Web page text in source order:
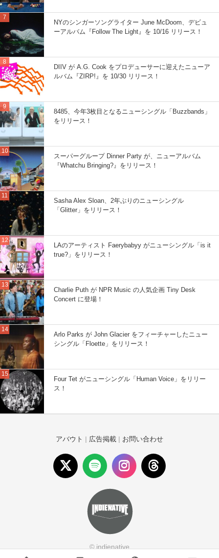
NYのシンガーソングライター June McDoom、デビュ
ーアルバム『Follow The Light』を 10/16 リリース！
DIIV が A.G. Cook をプロデューサーに迎えたニューア
ルバム『ZIRP!』を 10/30 リリース！
8485、今年3枚目となるニューシングル「Buzzbands」
をリリース！
スーパーグループ Dinner Party が、ニューアルバム
『Whatchu Bringing?』をリリース！
Sasha Alex Sloan、2年ぶりのニューシングル
「Glitter」をリリース！
LAのアーティスト Faerybabyy がニューシングル「is it
true?」をリリース！
Charlie Puth が NPR Music の人気企画 Tiny Desk
Concert に登場！
Arlo Parks が John Glacier をフィーチャーしたニュー
シングル「Floette」をリリース！
Four Tet がニューシングル「Human Voice」をリリー
ス！
アバウト | 広告掲載 | お問い合わせ
© indienative